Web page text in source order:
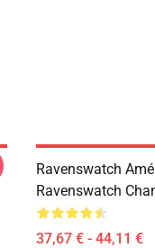
Ravenswatch
Ravenswatch
37,67 € - 44,11 €